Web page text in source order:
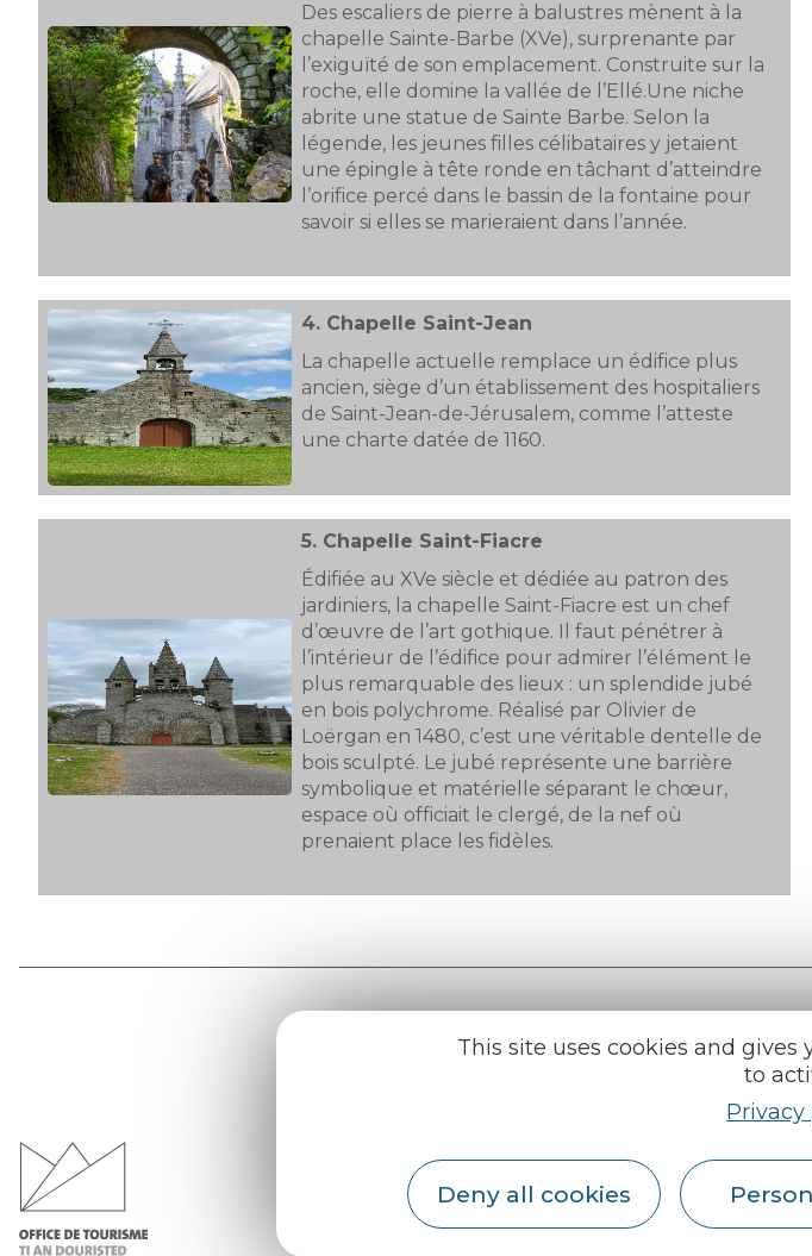
This site uses cookies and
to
Privacy
Deny all cookies
Des escaliers de pierre à balustres mènent à la
chapelle Sainte-Barbe (XVe), surprenante par
l’exiguïté de son emplacement. Construite sur la
roche, elle domine la vallée de l’Ellé.Une niche
abrite une statue de Sainte Barbe. Selon la
légende, les jeunes filles célibataires y jetaient
une épingle à tête ronde en tâchant d’atteindre
l’orifice percé dans le bassin de la fontaine pour
savoir si elles se marieraient dans l’année.
4. Chapelle Saint-Jean
La chapelle actuelle remplace un édifice plus
ancien, siège d’un établissement des hospitaliers
de Saint-Jean-de-Jérusalem, comme l’atteste
une charte datée de 1160.
5. Chapelle Saint-Fiacre
Édifiée au XVe siècle et dédiée au patron des
jardiniers, la chapelle Saint-Fiacre est un chef
d’œuvre de l’art gothique. Il faut pénétrer à
l’intérieur de l’édifice pour admirer l’élément le
plus remarquable des lieux : un splendide jubé
en bois polychrome. Réalisé par Olivier de
Loërgan en 1480, c’est une véritable dentelle de
bois sculpté. Le jubé représente une barrière
symbolique et matérielle séparant le chœur,
espace où officiait le clergé, de la nef où
prenaient place les fidèles.
Morvan
Practical info